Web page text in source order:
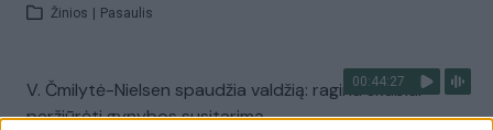
Žinios Pasaulis
00:44:27
V. Čmilytė-Nielsen spaudžia valdžią: ragina skubiai
peržiūrėti gynybos susitarimą